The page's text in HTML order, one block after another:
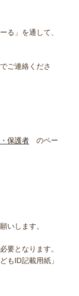
る」を通して、
ご連絡くださ
保護者 のペー
いします。
要となります。
もID記載用紙」